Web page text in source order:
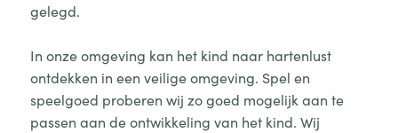
gelegd.
In onze omgeving kan het kind naar hartenlust
ontdekken in een veilige omgeving. Spel en
speelgoed proberen wij zo goed mogelijk aan te
passen aan de ontwikkeling van het kind. Wij